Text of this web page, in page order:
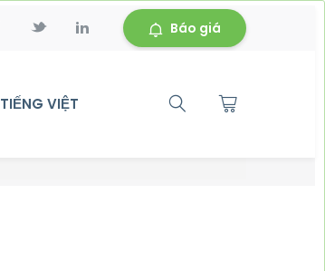
Báo giá
TIẾNG VIỆT